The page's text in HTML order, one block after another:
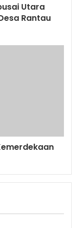
Utara
Rantau